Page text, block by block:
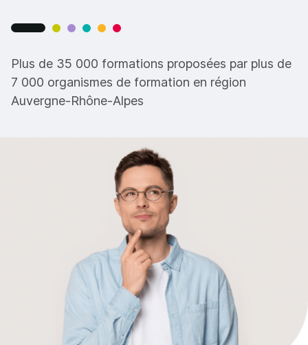
Plus de 35 000 formations proposées par plus de
7 000 organismes de formation en région
Auvergne-Rhône-Alpes